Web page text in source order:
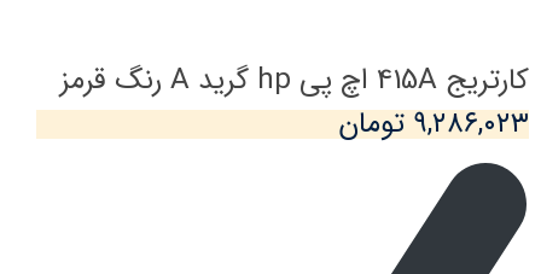
کارتریج 415A اچ پی hp گرید A رنگ قرمز
۹,۲۸۶,۰۲۳ تومان